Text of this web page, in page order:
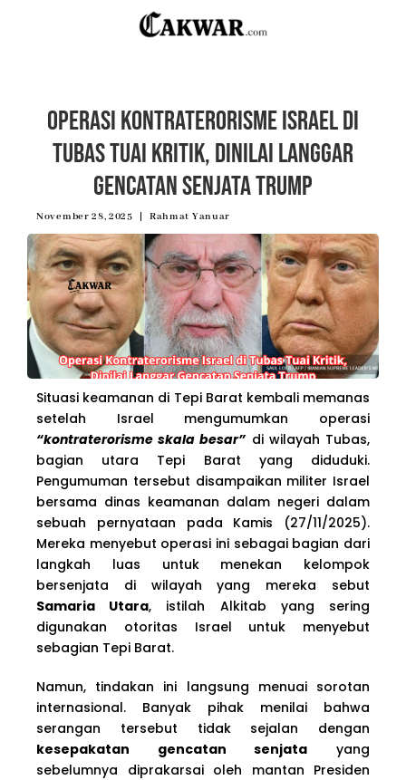
Operasi Kontraterorisme Israel di
Tubas Tuai Kritik, Dinilai Langgar
Gencatan Senjata Trump
November 28, 2025 Rahmat Yanuar
Situasi keamanan di Tepi Barat kembali memanas
setelah Israel mengumumkan operasi
“kontraterorisme skala besar” di wilayah Tubas,
bagian utara Tepi Barat yang diduduki.
Pengumuman tersebut disampaikan militer Israel
bersama dinas keamanan dalam negeri dalam
sebuah pernyataan pada Kamis (27/11/2025).
Mereka menyebut operasi ini sebagai bagian dari
langkah luas untuk menekan kelompok
bersenjata di wilayah yang mereka sebut
Samaria Utara, istilah Alkitab yang sering
digunakan otoritas Israel untuk menyebut
sebagian Tepi Barat.
Namun, tindakan ini langsung menuai sorotan
internasional. Banyak pihak menilai bahwa
serangan tersebut tidak sejalan dengan
kesepakatan gencatan senjata yang
sebelumnya diprakarsai oleh mantan Presiden